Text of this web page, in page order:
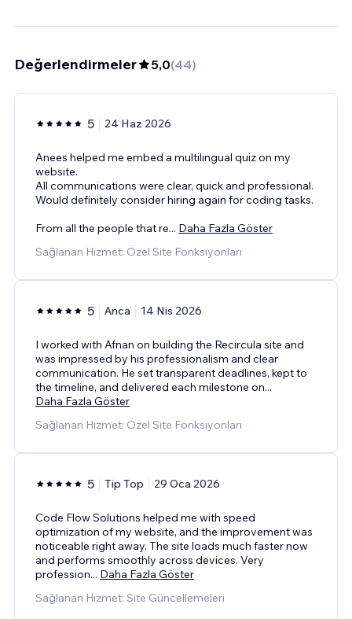
Değerlendirmeler 5,0(44)
5 24 Haz 2026
Anees helped me embed a multilingual quiz on my
website.
All communications were clear, quick and professional.
Would definitely consider hiring again for coding tasks.
From all the people that re... Daha Fazla Göster
Sağlanan Hizmet: Özel Site Fonksiyonları
5 Anca 14 Nis 2026
I worked with Afnan on building the Recircula site and
was impressed by his professionalism and clear
communication. He set transparent deadlines, kept to
the timeline, and delivered each milestone on...
Daha Fazla Göster
Sağlanan Hizmet: Özel Site Fonksiyonları
5 Tip Top 29 Oca 2026
Code Flow Solutions helped me with speed
optimization of my website, and the improvement was
noticeable right away. The site loads much faster now
and performs smoothly across devices. Very
profession... Daha Fazla Göster
Sağlanan Hizmet: Site Güncellemeleri